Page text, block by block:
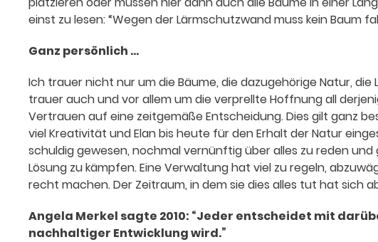
einst zu lesen: “Wegen der Lärmschutzwand muss kein Baum
Ganz persönlich …
Ich trauer nicht nur um die Bäume, die dazugehörige Natur,
trauer auch und vor allem um die verprellte Hoffnung all
Vertrauen auf eine zeitgemäße Entscheidung. Dies gilt ganz
viel Kreativität und Elan bis heute für den Erhalt der Natur
schuldig gewesen, nochmal vernünftig über alles zu reden
Lösung zu kämpfen. Eine Verwaltung hat viel zu regeln,
recht machen. Der Zeitraum, in dem sie dies alles tut hat sich
Angela Merkel sagte 2010: “Jeder entscheidet mit
nachhaltiger Entwicklung wird.”